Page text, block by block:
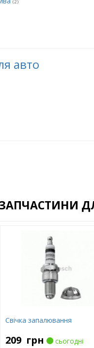
(2)
авто
ДЛЯ
Свічка запалювання
209 грн
сьогодні